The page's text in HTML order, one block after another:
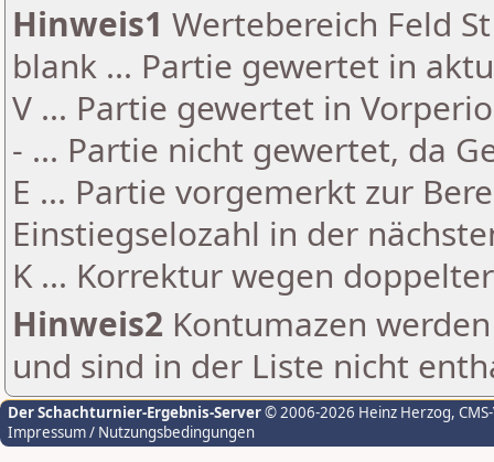
Hinweis1 Wertebereich Feld
blank ... Partie gewertet in
V ... Partie gewertet in
- ... Partie nicht gewertet, da
E ... Partie vorgemerkt zur
Einstiegselozahl in der
K ... Korrektur wegen
Hinweis2 Kontumazen
und sind in der Liste nicht
Der Schachturnier-Ergebnis-Server© 2006-2026 Heinz Herzog,
Impressum / Nutzungsbedingungen